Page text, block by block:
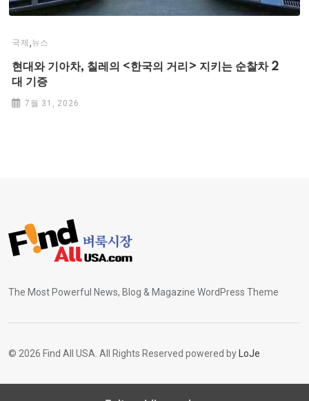
국제 ,뉴스
현대와 기아차, 칠레의 <한국의 거리> 지키는 순찰차 2
대 기증
7월 31, 2026
The Most Powerful News, Blog & Magazine WordPress Theme
© 2026 Find All USA. All Rights Reserved powered by LoJe